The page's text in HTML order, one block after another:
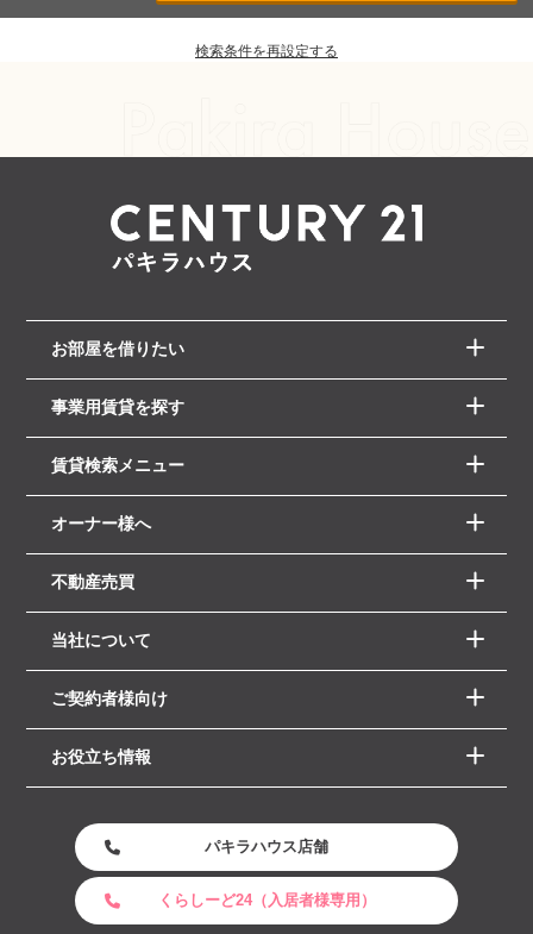
検索条件を再設定する
お部屋を借りたい
事業用賃貸を探す
賃貸検索メニュー
オーナー様へ
不動産売買
当社について
ご契約者様向け
お役立ち情報
パキラハウス店舗
くらしーど24（入居者様専用）